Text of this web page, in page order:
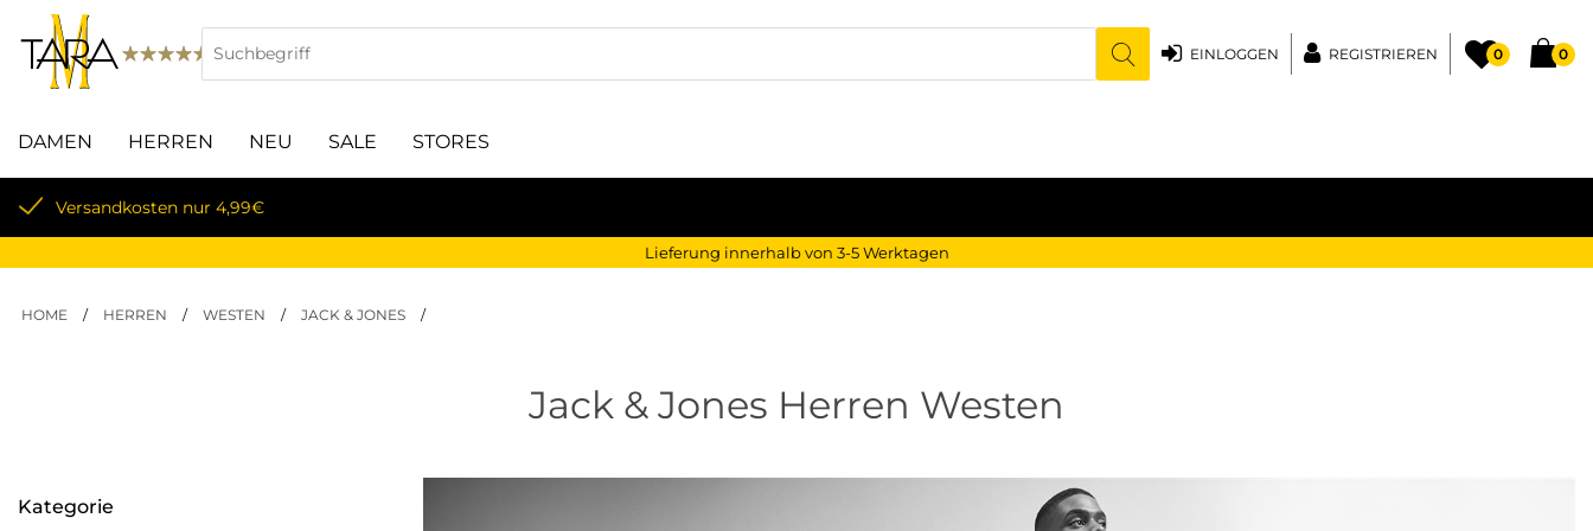
0 0
REGISTRIEREN
EINLOGGEN
DAMEN HERREN NEU SALE STORES
Lieferung innerhalb von 3-5 Werktagen
Lieferung innerhalb von 3-5 Werktagen
HOME / HERREN / WESTEN / JACK & JONES /
Jack & Jones Herren Westen
Kategorie